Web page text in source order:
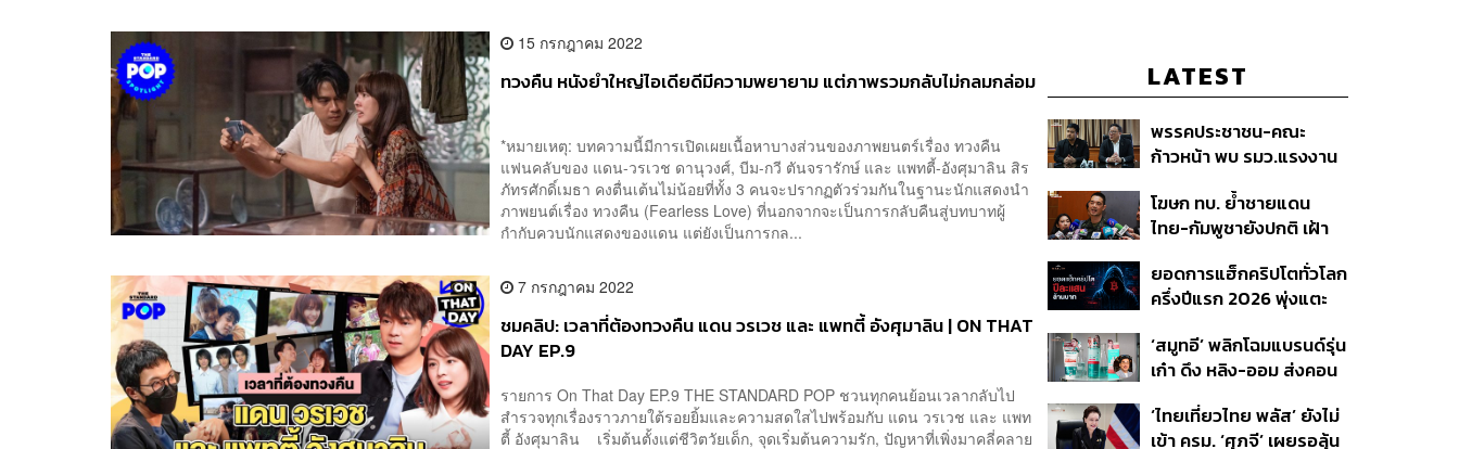
15 กรกฎาคม 2022
ทวงคืน หนังยำใหญ่ไอเดียดีมีความพยายาม แต่ภาพรวมกลับไม่กลมกล่อม
*หมายเหตุ: บทความนี้มีการเปิดเผยเนื้อหาบางส่วนของภาพยนตร์เรื่อง ทวงคืน
แฟนคลับของ แดน-วรเวช ดานุวงศ์, บีม-กวี ตันจรารักษ์ และ แพทตี้-อังศุมาลิน สิร
ภัทรศักดิ์เมธา คงตื่นเต้นไม่น้อยที่ทั้ง 3 คนจะปรากฏตัวร่วมกันในฐานะนักแสดงนำ
ภาพยนต์เรื่อง ทวงคืน (Fearless Love) ที่นอกจากจะเป็นการกลับคืนสู่บทบาทผู้
กำกับควบนักแสดงของแดน แต่ยังเป็นการกล...
7 กรกฎาคม 2022
ชมคลิป: เวลาที่ต้องทวงคืน แดน วรเวช และ แพทตี้ อังศุมาลิน | ON THAT
DAY EP.9
รายการ On That Day EP.9 THE STANDARD POP ชวนทุกคนย้อนเวลากลับไป
สำรวจทุกเรื่องราวภายใต้รอยยิ้มและความสดใสไปพร้อมกับ แดน วรเวช และ แพท
ตี้ อังศุมาลิน เริ่มต้นตั้งแต่ชีวิตวัยเด็ก, จุดเริ่มต้นความรัก, ปัญหาที่เพิ่งมาคลี่คลาย
LATEST
พรรคประชาชน-คณะ
ก้าวหน้า พบ รมว.แรงงาน
เบอร์รีฟินแลนด์
โฆษก ทบ. ย้ำชายแดน
ไทย-กัมพูชายังปกติ เฝ้า
ไม่เสียเปรียบเวทีโลก หลัง
กัมพูชายื่น UN รับรอง
ยอดการแฮ็กคริปโตทั่วโลก
ครึ่งปีแรก 2026 พุ่งแตะ
‘สมูทอี’ พลิกโฉมแบรนด์รุ่น
เก๋า ดึง หลิง-ออม ส่งคอน
สกินแคร์ชะลอตัว
‘ไทยเที่ยวไทย พลัส’ ยังไม่
เข้า ครม. ‘ศุภจี’ เผยรอลุ้น